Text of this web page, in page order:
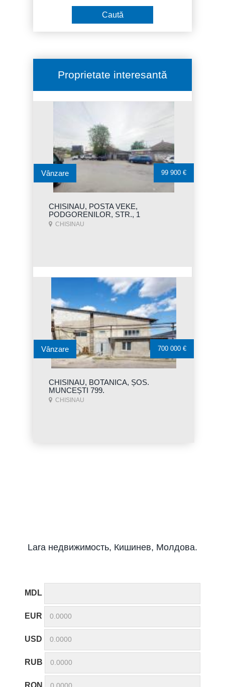
Proprietate interesantă
CHISINAU, POSTA VEKE,
PODGORENILOR, STR., 1
CHISINAU
Vânzare 99 900 €
CHISINAU, BOTANICA, ȘOS.
MUNCEȘTI 799.
CHISINAU
Vânzare 700 000 €
Lara недвижимость, Кишинев, Молдова.
MDL
EUR
USD
RUB
RON